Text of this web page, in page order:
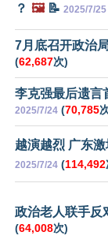
？ 🖼️📝 2025/7/25
7月底召开政治
(62,687次)
李克强最后遗言
2025/7/24 (70,785
越演越烈 广东
2025/7/24 (114,492
政治老人联手反
(64,008次)